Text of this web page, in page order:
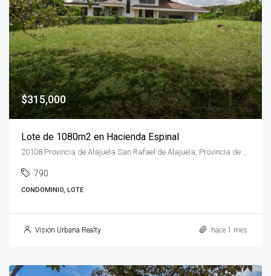
$315,000
Lote de 1080m2 en Hacienda Espinal
790
CONDOMINIO, LOTE
Visión Urbana Realty hace 1 mes